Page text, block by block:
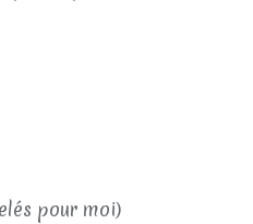
pour moi)